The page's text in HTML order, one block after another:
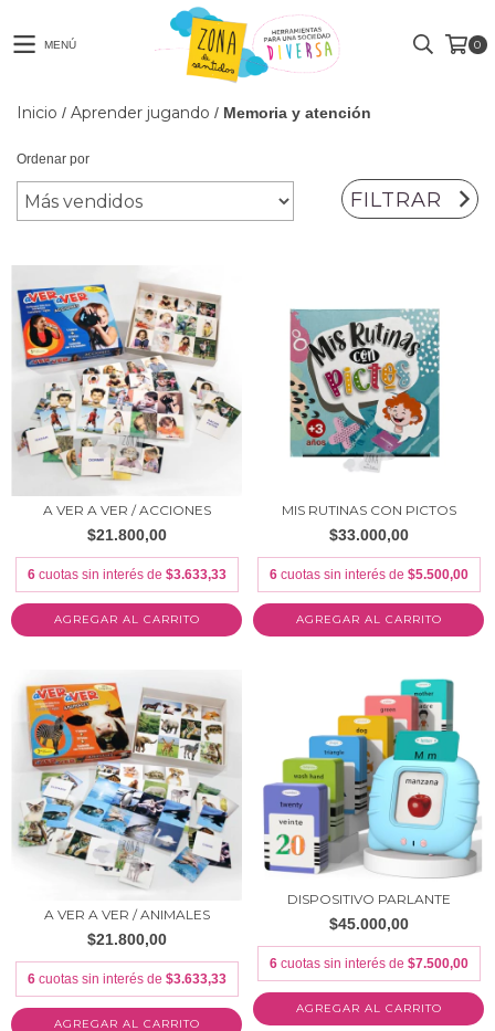
MENÚ 0
Inicio / Aprender jugando / Memoria y atención
Ordenar por
FILTRAR
A VER A VER / ACCIONES
$21.800,00
6 cuotas sin interés de $3.633,33
MIS RUTINAS CON PICTOS
$33.000,00
6 cuotas sin interés de $5.500,00
A VER A VER / ANIMALES
$21.800,00
6 cuotas sin interés de $3.633,33
DISPOSITIVO PARLANTE
$45.000,00
6 cuotas sin interés de $7.500,00